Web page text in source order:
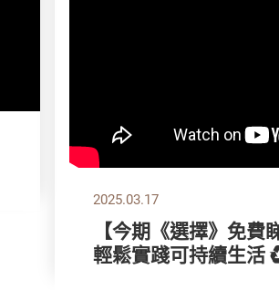
2025.03.17
【今期《選擇》免
輕鬆實踐可持續生活